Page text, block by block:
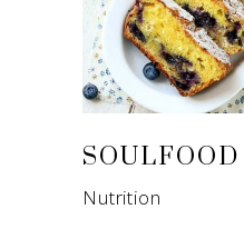
Nutrition